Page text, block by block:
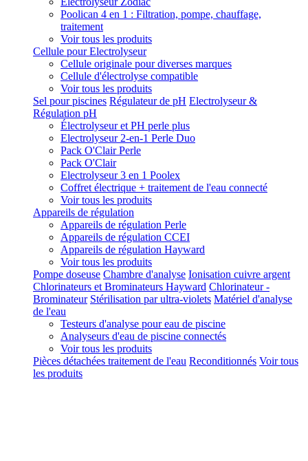
Poolican 4 en 1 : Filtration, pompe, chauffage,
traitement
Voir tous les produits
Cellule pour Electrolyseur
Cellule originale pour diverses marques
Cellule d'électrolyse compatible
Voir tous les produits
Sel pour piscines Régulateur de pH Electrolyseur &
Régulation pH
Électrolyseur et PH perle plus
Electrolyseur 2-en-1 Perle Duo
Pack O'Clair Perle
Pack O'Clair
Electrolyseur 3 en 1 Poolex
Coffret électrique + traitement de l'eau connecté
Voir tous les produits
Appareils de régulation
Appareils de régulation Perle
Appareils de régulation CCEI
Appareils de régulation Hayward
Voir tous les produits
Pompe doseuse Chambre d'analyse Ionisation cuivre argent
Chlorinateurs et Brominateurs Hayward Chlorinateur -
Brominateur Stérilisation par ultra-violets Matériel d'analyse
de l'eau
Testeurs d'analyse pour eau de piscine
Analyseurs d'eau de piscine connectés
Voir tous les produits
Pièces détachées traitement de l'eau Reconditionnés Voir tous
les produits